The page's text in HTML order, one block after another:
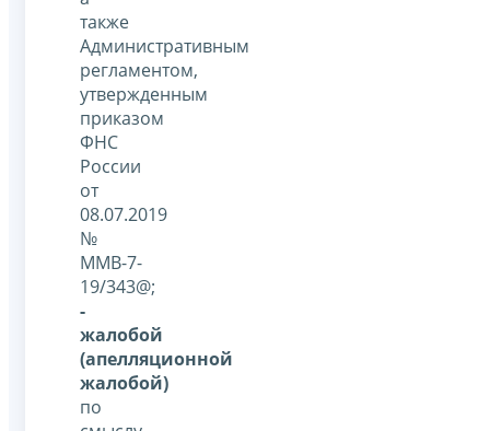
также
Административным
регламентом,
утвержденным
приказом
ФНС
России
от
08.07.2019
№
ММВ-7-
19/343@;
-
жалобой
(апелляционной
жалобой)
по